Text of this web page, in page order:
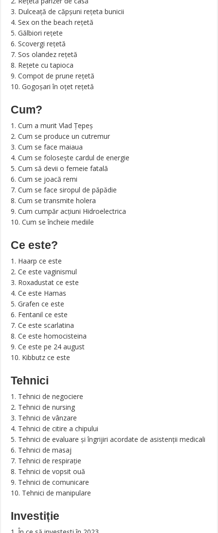
3. Dulceață de căpșuni rețeta bunicii
4. Sex on the beach rețetă
5. Gălbiori rețete
6. Scovergi rețetă
7. Sos olandez rețetă
8. Rețete cu tapioca
9. Compot de prune rețetă
10. Gogoșari în oțet rețetă
Cum?
1. Cum a murit Vlad Țepeş
2. Cum se produce un cutremur
3. Cum se face maiaua
4. Cum se folosește cardul de energie
5. Cum să devii o femeie fatală
6. Cum se joacă remi
7. Cum se face siropul de păpădie
8. Cum se transmite holera
9. Cum cumpăr acțiuni Hidroelectrica
10. Cum se încheie mediile
Ce este?
1. Haarp ce este
2. Ce este vaginismul
3. Roxadustat ce este
4. Ce este Hamas
5. Grafen ce este
6. Fentanil ce este
7. Ce este scarlatina
8. Ce este homocisteina
9. Ce este pe 24 august
10. Kibbutz ce este
Tehnici
1. Tehnici de negociere
2. Tehnici de nursing
3. Tehnici de vânzare
4. Tehnici de citire a chipului
5. Tehnici de evaluare și îngrijiri acordate de asistenții medicali
6. Tehnici de masaj
7. Tehnici de respirație
8. Tehnici de vopsit ouă
9. Tehnici de comunicare
10. Tehnici de manipulare
Investiție